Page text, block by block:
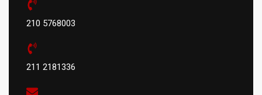
210 5768003
211 2181336